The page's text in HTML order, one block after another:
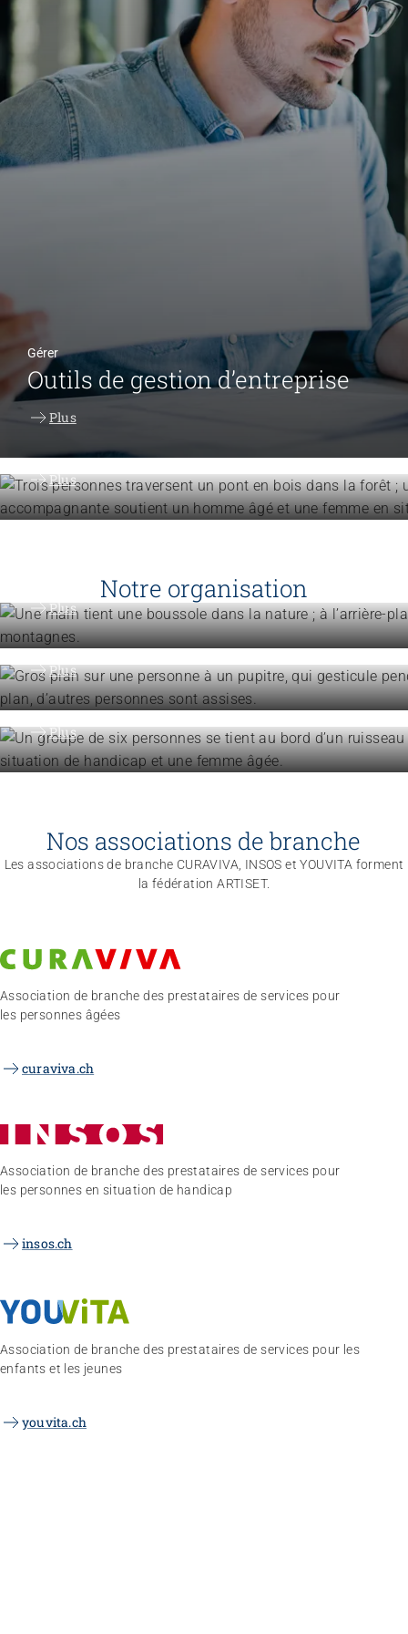
Gérer
Outils de gestion d’entreprise
Plus
Accompagner les personnes
Plus
Notre organisation
Plus
Engagement
Politique et positions
Plus
Organisation
La fédération ARTISET en bref
Plus
Nos associations de branche
Les associations de branche CURAVIVA, INSOS et YOUVITA forment
la fédération ARTISET.
Association de branche des prestataires de services pour
les personnes âgées
curaviva.ch
Association de branche des prestataires de services pour
les personnes en situation de handicap
insos.ch
Association de branche des prestataires de services pour les
enfants et les jeunes
youvita.ch